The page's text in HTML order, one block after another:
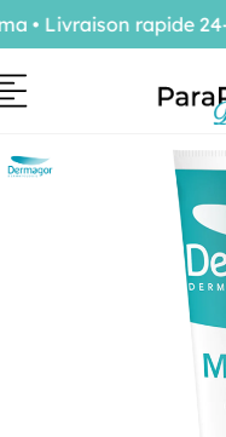
Livraison rapide 24-